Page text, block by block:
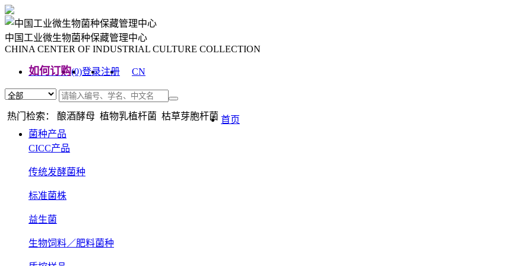
中国工业微生物菌种保藏管理中心
CHINA CENTER OF INDUSTRIAL CULTURE COLLECTION
如何订购(0)登录注册
CN
热门检索： 酿酒酵母 植物乳植杆菌 枯草芽胞杆菌 首页
菌种产品
CICC产品
传统发酵菌种
标准菌株
益生菌
生物饲料／肥料菌种